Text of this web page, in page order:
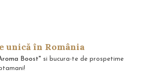
unică în România
Boost" si bucura-te de prospetime